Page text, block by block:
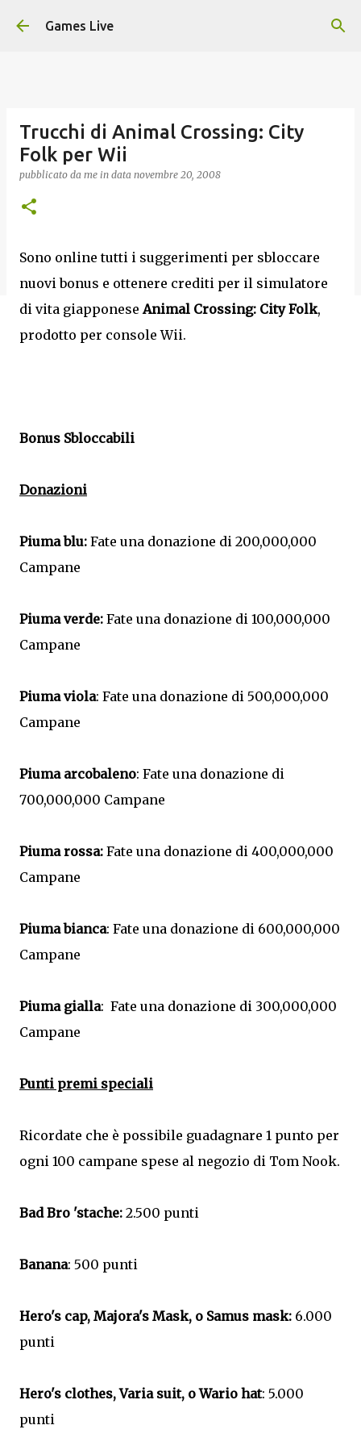
Passa ai contenuti principali
Games Live
Trucchi di Animal Crossing: City
Folk per Wii
pubblicato da me in data novembre 20, 2008
Sono online tutti i suggerimenti per sbloccare
nuovi bonus e ottenere crediti per il simulatore
di vita giapponeseAnimal Crossing: City Folk,
prodotto per console Wii.
Bonus Sbloccabili
Donazioni
Piuma blu: Fate una donazione di 200,000,000
Campane
Piuma verde: Fate una donazione di 100,000,000
Campane
Piuma viola: Fate una donazione di 500,000,000
Campane
Piuma arcobaleno: Fate una donazione di
700,000,000 Campane
Piuma rossa: Fate una donazione di 400,000,000
Campane
Piuma bianca: Fate una donazione di 600,000,000
Campane
Piuma gialla: Fate una donazione di 300,000,000
Campane
Punti premi speciali
Ricordate che è possibile guadagnare 1 punto per
ogni 100 campane spese al negozio di Tom Nook.
Bad Bro 'stache: 2.500 punti
Banana: 500 punti
Hero's cap, Majora's Mask, o Samus mask: 6.000
punti
Hero's clothes, Varia suit, o Wario hat: 5.000
punti